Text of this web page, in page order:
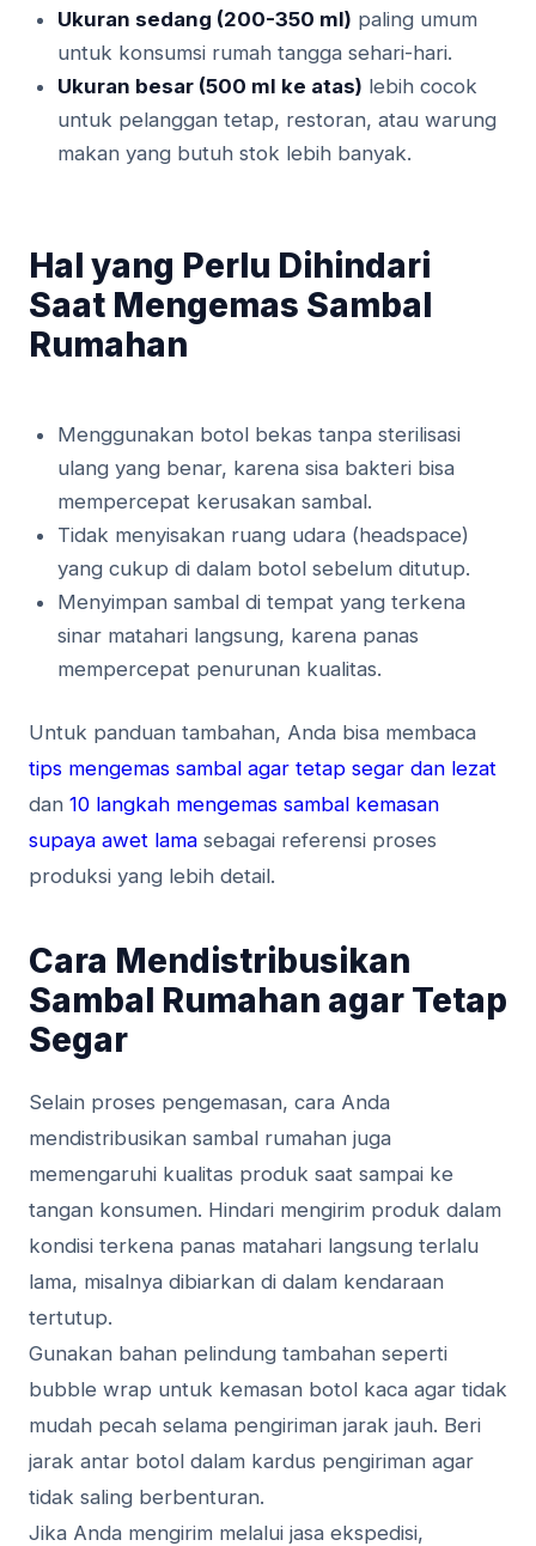
Ukuran sedang (200-350 ml) paling umum
untuk konsumsi rumah tangga sehari-hari.
Ukuran besar (500 ml ke atas) lebih cocok
untuk pelanggan tetap, restoran, atau warung
makan yang butuh stok lebih banyak.
Hal yang Perlu Dihindari
Saat Mengemas Sambal
Rumahan
Menggunakan botol bekas tanpa sterilisasi
ulang yang benar, karena sisa bakteri bisa
mempercepat kerusakan sambal.
Tidak menyisakan ruang udara (headspace)
yang cukup di dalam botol sebelum ditutup.
Menyimpan sambal di tempat yang terkena
sinar matahari langsung, karena panas
mempercepat penurunan kualitas.
Untuk panduan tambahan, Anda bisa membaca
tips mengemas sambal agar tetap segar dan lezat
dan 10 langkah mengemas sambal kemasan
supaya awet lama sebagai referensi proses
produksi yang lebih detail.
Cara Mendistribusikan
Sambal Rumahan agar Tetap
Segar
Selain proses pengemasan, cara Anda
mendistribusikan sambal rumahan juga
memengaruhi kualitas produk saat sampai ke
tangan konsumen. Hindari mengirim produk dalam
kondisi terkena panas matahari langsung terlalu
lama, misalnya dibiarkan di dalam kendaraan
tertutup.
Gunakan bahan pelindung tambahan seperti
bubble wrap untuk kemasan botol kaca agar tidak
mudah pecah selama pengiriman jarak jauh. Beri
jarak antar botol dalam kardus pengiriman agar
tidak saling berbenturan.
Jika Anda mengirim melalui jasa ekspedisi,